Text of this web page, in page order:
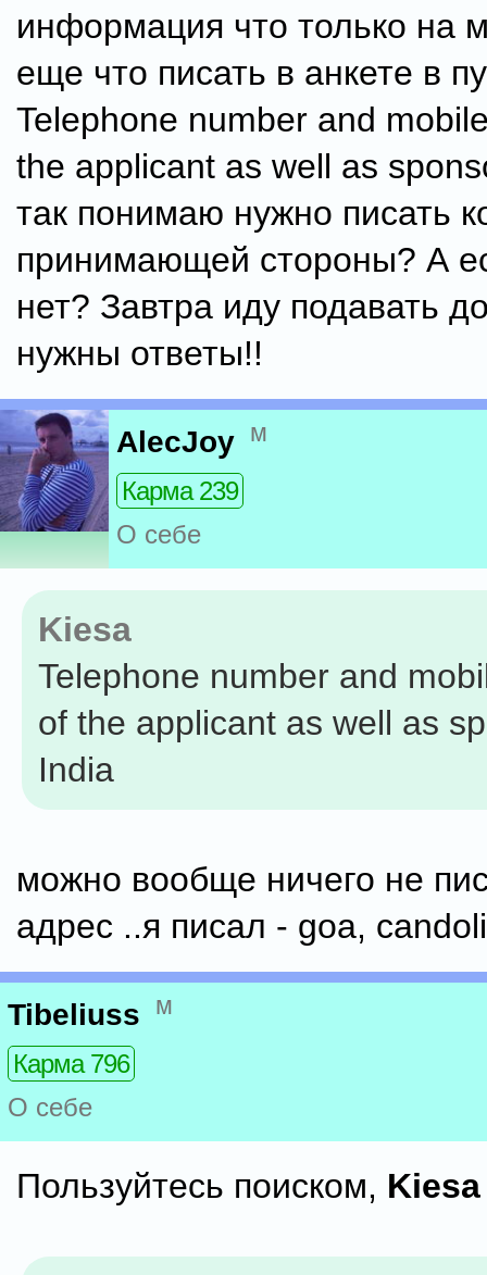
информация что только на
еще что писать в анкете в
Telephone number and
the applicant as well as
так понимаю нужно писать
принимающей стороны? А
нет? Завтра иду подавать
нужны ответы!!
AlecJoy м
Карма 239
О себе
Kiesa
Telephone number and
of the applicant as well as
India
можно вообще ничего не
адрес ..я писал - goa,
Tibeliuss м
Карма 796
О себе
Пользуйтесь поиском, Kiesa